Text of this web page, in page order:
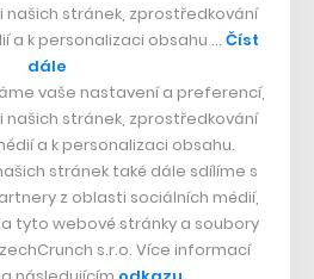
stránek, zprostředkování
a k personalizaci obsahu … Číst
dále
vaše nastavení a preferencí,
stránek, zprostředkování
a k personalizaci obsahu.
stránek také dále sdílíme s
z oblasti sociálních médií,
tyto webové stránky a soubory
s.r.o. Více informací